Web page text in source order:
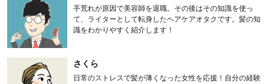
手荒れが原因で美容師を退職。その後はその知識を使っ
て、ライターとして転身したヘアケアオタクです。髪の知
識をわかりやすく紹介します！
さくら
日常のストレスで髪が薄くなった女性を応援！自分の経験